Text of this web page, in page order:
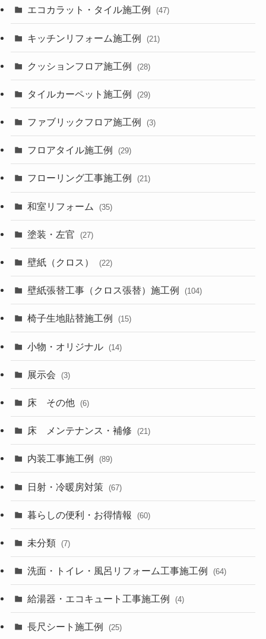
エコカラット・タイル施工例 (47)
キッチンリフォーム施工例 (21)
クッションフロア施工例 (28)
タイルカーペット施工例 (29)
ファブリックフロア施工例 (3)
フロアタイル施工例 (29)
フローリング工事施工例 (21)
和室リフォーム (35)
塗装・左官 (27)
壁紙（クロス） (22)
壁紙張替工事（クロス張替）施工例 (104)
椅子生地貼替施工例 (15)
小物・オリジナル (14)
展示会 (3)
床 その他 (6)
床 メンテナンス・補修 (21)
内装工事施工例 (89)
日射・冷暖房対策 (67)
暮らしの便利・お得情報 (60)
未分類 (7)
洗面・トイレ・風呂リフォーム工事施工例 (64)
給湯器・エコキュート工事施工例 (4)
長尺シート施工例 (25)